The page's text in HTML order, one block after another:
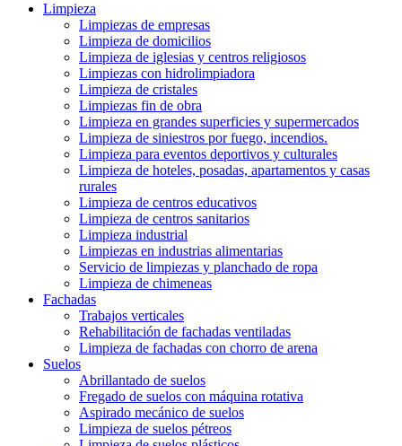
Limpieza
Limpiezas de empresas
Limpieza de domicilios
Limpieza de iglesias y centros religiosos
Limpiezas con hidrolimpiadora
Limpieza de cristales
Limpiezas fin de obra
Limpieza en grandes superficies y supermercados
Limpieza de siniestros por fuego, incendios.
Limpieza para eventos deportivos y culturales
Limpieza de hoteles, posadas, apartamentos y casas
rurales
Limpieza de centros educativos
Limpieza de centros sanitarios
Limpieza industrial
Limpiezas en industrias alimentarias
Servicio de limpiezas y planchado de ropa
Limpieza de chimeneas
Fachadas
Trabajos verticales
Rehabilitación de fachadas ventiladas
Limpieza de fachadas con chorro de arena
Suelos
Abrillantado de suelos
Fregado de suelos con máquina rotativa
Aspirado mecánico de suelos
Limpieza de suelos pétreos